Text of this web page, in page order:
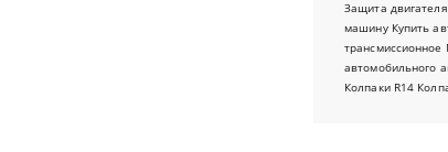
Защита двигателя
машину Купить
трансмиссионное
автомобильного
Колпаки R14